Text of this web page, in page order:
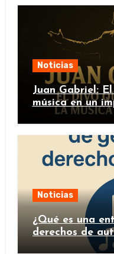
Noticias
Juan Gabriel:
música en un
Noticias
¿Qué es una
derechos de
importante?